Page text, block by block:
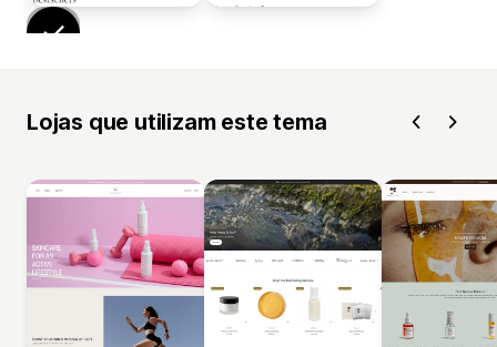
Lojas que utilizam este tema